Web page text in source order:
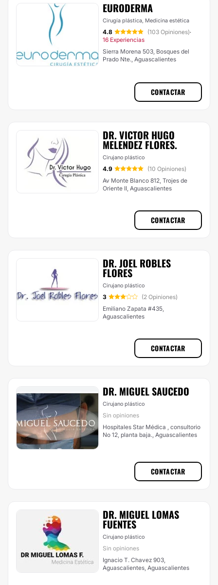
EURODERMA
Cirugía plástica, Medicina estética
4.8 (103 Opiniones)·
16 Experiencias
Sierra Morena 503, Bosques del
Prado Nte., Aguascalientes
CONTACTAR
DR. VICTOR HUGO
MELENDEZ FLORES.
Cirujano plástico
4.9
(10 Opiniones)
Av Monte Blanco 812, Trojes de
Oriente II, Aguascalientes
CONTACTAR
DR. JOEL ROBLES
FLORES
Cirujano plástico
3
(2 Opiniones)
Emiliano Zapata #435,
Aguascalientes
CONTACTAR
DR. MIGUEL SAUCEDO
Cirujano plástico
Sin opiniones
Hospitales Star Médica , consultorio
No 12, planta baja., Aguascalientes
CONTACTAR
DR. MIGUEL LOMAS
FUENTES
Cirujano plástico
Sin opiniones
Ignacio T. Chavez 903,
Aguascalientes, Aguascalientes